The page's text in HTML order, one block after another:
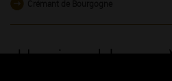
Un vignoble